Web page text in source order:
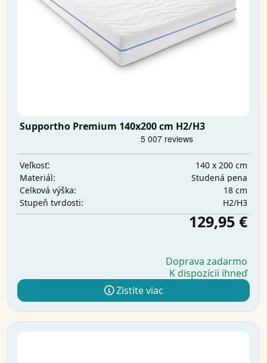
Supportho Premium 140x200 cm H2/H3
Veľkosť:
140 x 200 cm
Materiál:
Studená pena
Celková výška:
18 cm
Stupeň tvrdosti:
H2/H3
129,95 €
Doprava zadarmo
K dispozícii ihneď
Zistite viac